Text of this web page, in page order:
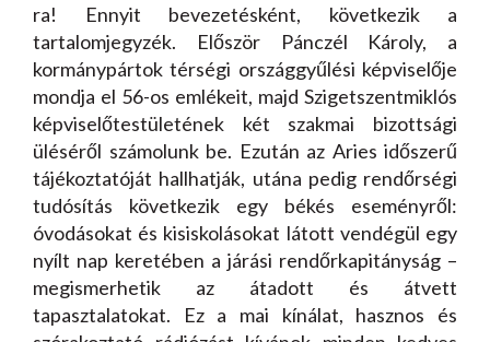
ra! Ennyit bevezetésként, következik a
tartalomjegyzék. Először Pánczél Károly, a
kormánypártok térségi országgyűlési képviselője
mondja el 56-os emlékeit, majd Szigetszentmiklós
képviselőtestületének két szakmai bizottsági
üléséről számolunk be. Ezután az Aries időszerű
tájékoztatóját hallhatják, utána pedig rendőrségi
tudósítás következik egy békés eseményről:
óvodásokat és kisiskolásokat látott vendégül egy
nyílt nap keretében a járási rendőrkapitányság –
megismerhetik az átadott és átvett
tapasztalatokat. Ez a mai kínálat, hasznos és